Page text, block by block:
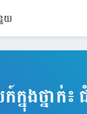
យ
ក្នុងថ្នាក់